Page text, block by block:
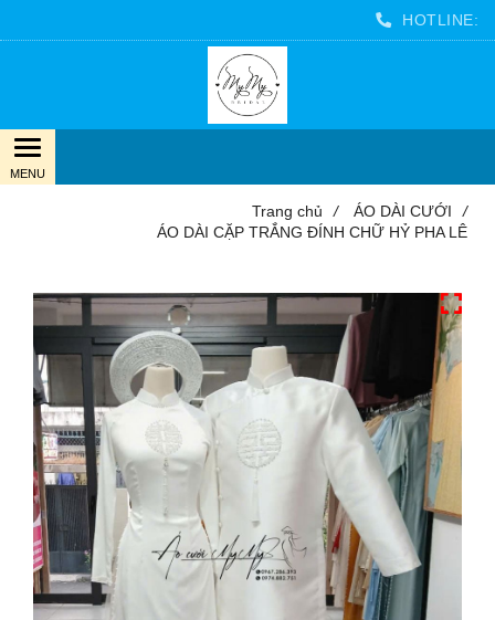
HOTLINE:
Trang chủ / ÁO DÀI CƯỚI
/
ÁO DÀI CẶP TRẮNG ĐÍNH CHỮ HỶ PHA LÊ